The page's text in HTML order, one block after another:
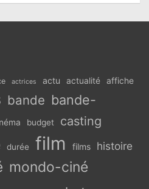
actrices actu actualité affiche
bande bande-
budget casting
durée film films histoire
mondo-ciné